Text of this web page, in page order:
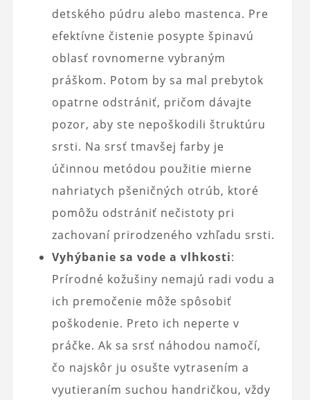
detského púdru alebo mastenca. Pre
efektívne čistenie posypte špinavú
oblasť rovnomerne vybraným
práškom. Potom by sa mal prebytok
opatrne odstrániť, pričom dávajte
pozor, aby ste nepoškodili štruktúru
srsti. Na srsť tmavšej farby je
účinnou metódou použitie mierne
nahriatych pšeničných otrúb, ktoré
pomôžu odstrániť nečistoty pri
zachovaní prirodzeného vzhľadu srsti.
Vyhýbanie sa vode a vlhkosti:
Prírodné kožušiny nemajú radi vodu a
ich premočenie môže spôsobiť
poškodenie. Preto ich neperte v
práčke. Ak sa srsť náhodou namočí,
čo najskôr ju osušte vytrasením a
vyutieraním suchou handričkou, vždy